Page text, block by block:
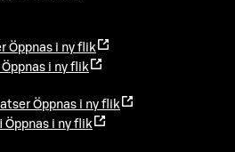
Öppnas i ny flik
Öppnas i ny flik
Öppnas i ny flik
Öppnas i ny flik